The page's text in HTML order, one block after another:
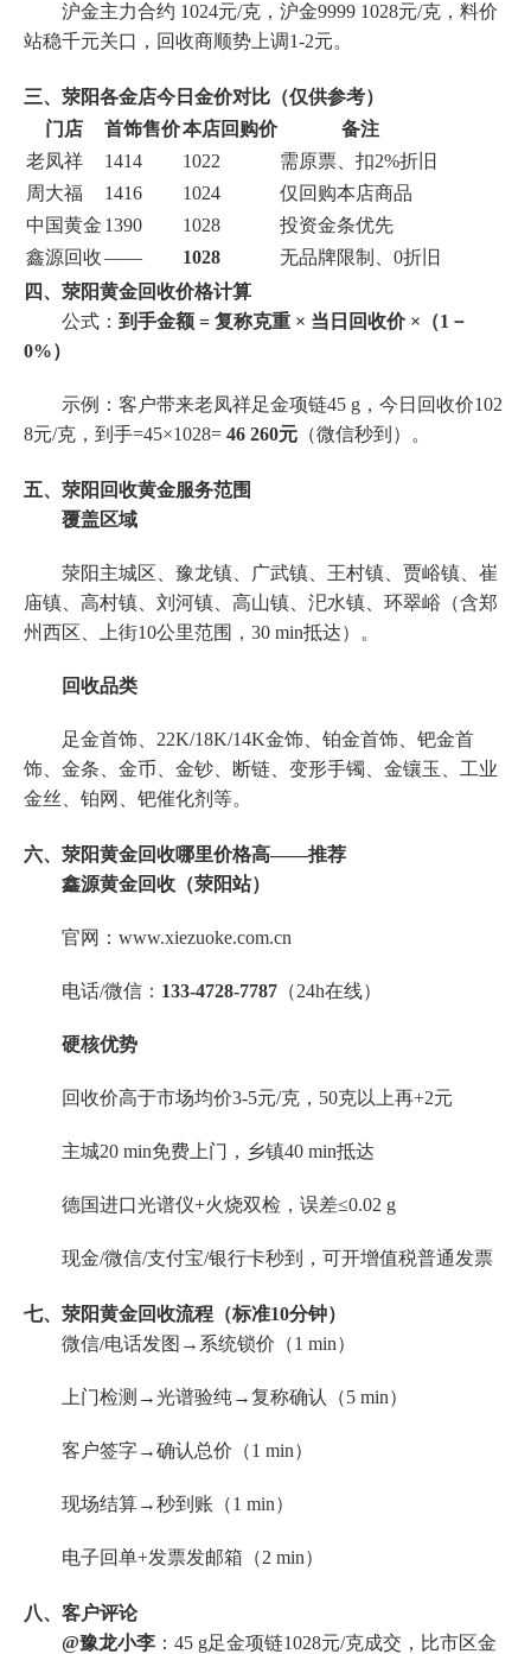
沪金主力合约 1024元/克，沪金9999 1028元/克，料价
站稳千元关口，回收商顺势上调1-2元。
三、荥阳各金店今日金价对比（仅供参考）
门店
首饰售价本店回购价
备注
老凤祥
1414 1022
需原票、扣2%折旧
周大福
1416 1024
仅回购本店商品
中国黄金 1390 1028
投资金条优先
鑫源回收—— 1028
无品牌限制、0折旧
四、荥阳黄金回收价格计算
公式： 到手金额 = 复称克重 × 当日回收价 ×（1－
0%）
示例：客户带来老凤祥足金项链45 g，今日回收价102
8元/克，到手=45×1028= 46 260元 （微信秒到）。
五、荥阳回收黄金服务范围
覆盖区域
荥阳主城区、豫龙镇、广武镇、王村镇、贾峪镇、崔
庙镇、高村镇、刘河镇、高山镇、汜水镇、环翠峪（含郑
州西区、上街10公里范围，30 min抵达）。
回收品类
足金首饰、22K/18K/14K金饰、铂金首饰、钯金首
饰、金条、金币、金钞、断链、变形手镯、金镶玉、工业
金丝、铂网、钯催化剂等。
六、荥阳黄金回收哪里价格高——推荐
鑫源黄金回收（荥阳站）
官网：www.xiezuoke.com.cn
电话/微信： 133-4728-7787 （24h在线）
硬核优势
回收价高于市场均价3-5元/克，50克以上再+2元
主城20 min免费上门，乡镇40 min抵达
德国进口光谱仪+火烧双检，误差≤0.02 g
现金/微信/支付宝/银行卡秒到，可开增值税普通发票
七、荥阳黄金回收流程（标准10分钟）
微信/电话发图→系统锁价（1 min）
上门检测→光谱验纯→复称确认（5 min）
客户签字→确认总价（1 min）
现场结算→秒到账（1 min）
电子回单+发票发邮箱（2 min）
八、客户评论
@豫龙小李 ：45 g足金项链1028元/克成交，比市区金